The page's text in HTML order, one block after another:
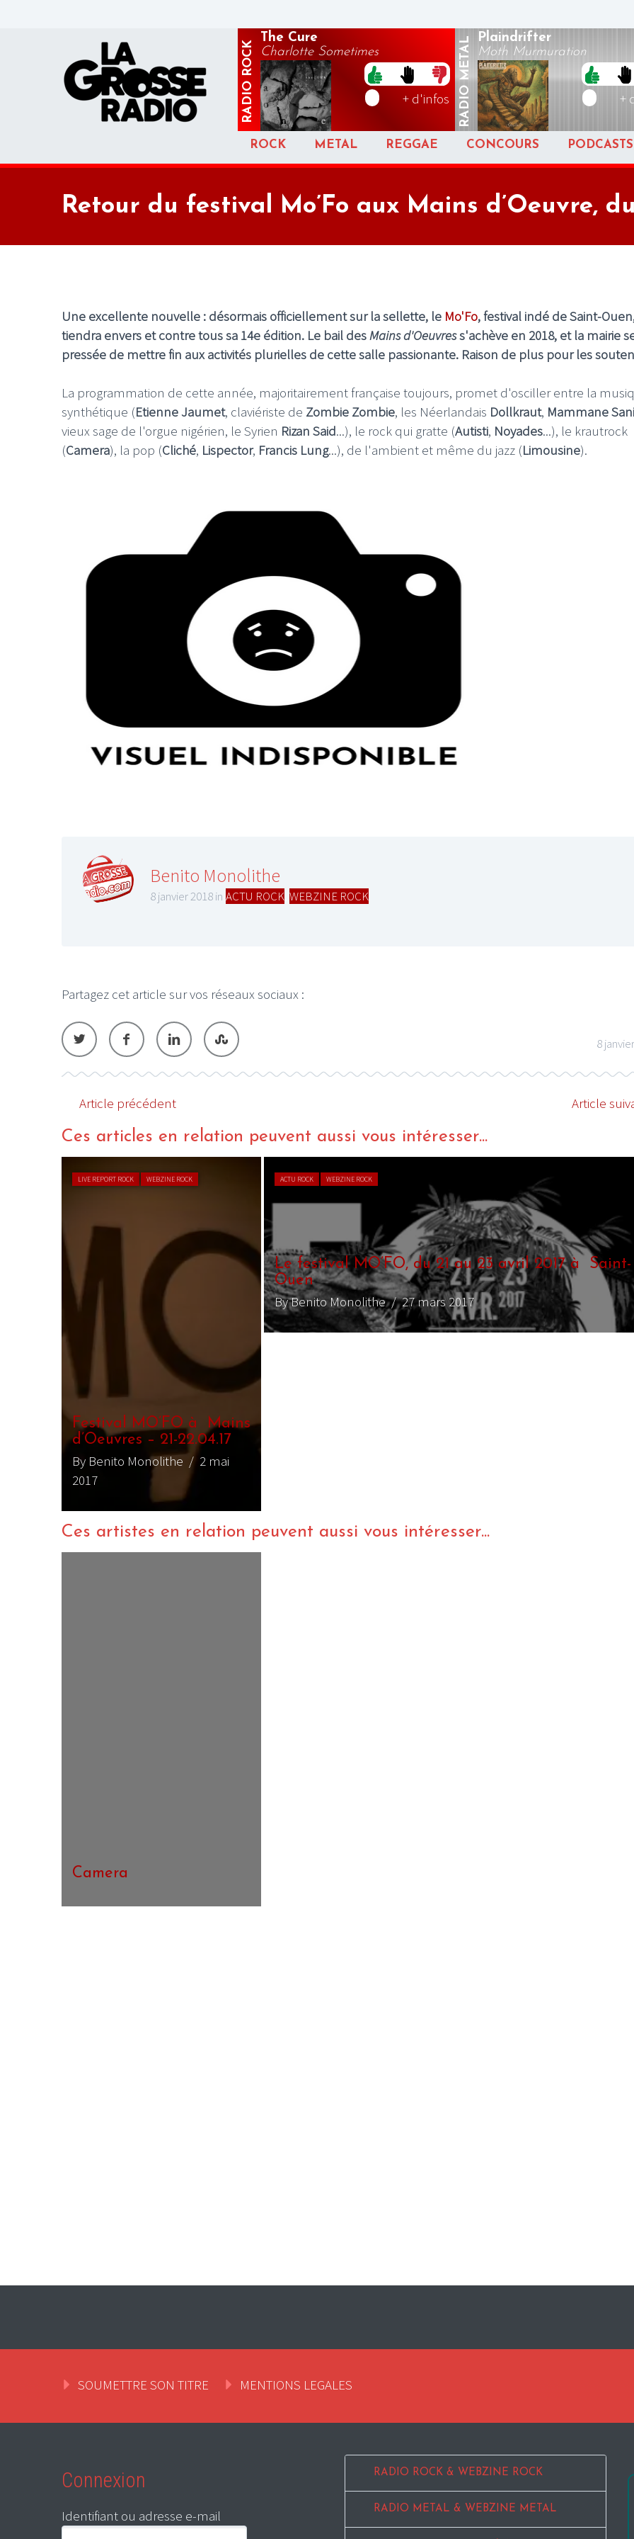
RADIO
ROCK
The Cure
Charlotte Sometimes
+ d'infos RADIO
METAL Plaindrifter
Moth Murmuration
+
ROCK METAL REGGAE CONCOURS PODCASTS
Retour du festival Mo’Fo aux Mains d’Oeuvre,
Une excellente nouvelle : désormais officiellement sur la sellette, le Mo'Fo, festival indé de Saint-
tiendra envers et contre tous sa 14e édition. Le bail desMains d'Oeuvress'achève en 2018, et la mairie
pressée de mettre fin aux activités plurielles de cette salle passionante. Raison de plus pour les
La programmation de cette année, majoritairement française toujours, promet d'osciller entre la
synthétique (Etienne Jaumet, claviériste de Zombie Zombie, les Néerlandais Dollkraut, Mammane Sani
vieux sage de l'orgue nigérien, le Syrien Rizan Said...), le rock qui gratte (Autisti, Noyades...), le krautrock
(Camera), la pop (Cliché, Lispector, Francis Lung...), de l'ambient et même du jazz (Limousine).
Benito Monolithe
8 janvier 2018 in ACTU ROCK WEBZINE ROCK
Partagez cet article sur vos réseaux sociaux :
8
Article précédent Article
Ces articles en relation peuvent aussi vous intéresser...
LIVE REPORT ROCK WEBZINE ROCK
Festival MO’FO à Mains
d’Oeuvres – 21-22.04.17
By Benito Monolithe / 2 mai
2017
ACTU ROCK WEBZINE ROCK
Le festival MO’FO, du 21 au 23 avril 2017 à Saint-
Ouen
By Benito Monolithe/ 27 mars 2017
Ces artistes en relation peuvent aussi vous intéresser...
Camera
LE GROS RIFFIFI –
LE GROS RIFFIFI –
SOUMETTRE SON TITRE MENTIONS LEGALES
Connexion
Identifiant ou adresse e-mail
RADIO ROCK & WEBZINE ROCK
RADIO METAL & WEBZINE METAL